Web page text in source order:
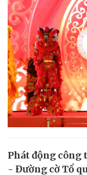
Phát động công
- Đường cờ Tổ